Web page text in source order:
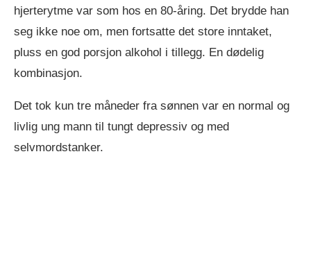
hjerterytme var som hos en 80-åring. Det brydde han
seg ikke noe om, men fortsatte det store inntaket,
pluss en god porsjon alkohol i tillegg. En dødelig
kombinasjon.
Det tok kun tre måneder fra sønnen var en normal og
livlig ung mann til tungt depressiv og med
selvmordstanker.